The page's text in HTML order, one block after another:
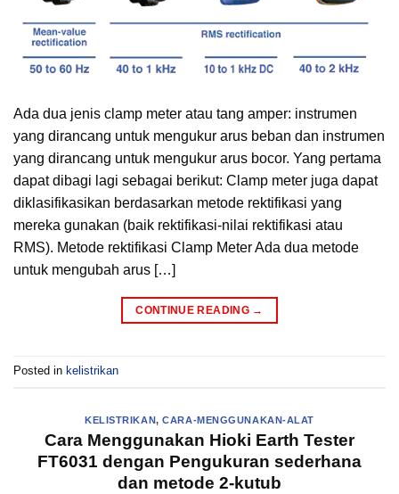
Ada dua jenis clamp meter atau tang amper: instrumen
yang dirancang untuk mengukur arus beban dan instrumen
yang dirancang untuk mengukur arus bocor. Yang pertama
dapat dibagi lagi sebagai berikut: Clamp meter juga dapat
diklasifikasikan berdasarkan metode rektifikasi yang
mereka gunakan (baik rektifikasi-nilai rektifikasi atau
RMS). Metode rektifikasi Clamp Meter Ada dua metode
untuk mengubah arus […]
CONTINUE READING →
Posted in kelistrikan
KELISTRIKAN,CARA-MENGGUNAKAN-ALAT
Cara Menggunakan Hioki Earth Tester
FT6031 dengan Pengukuran sederhana
dan metode 2-kutub